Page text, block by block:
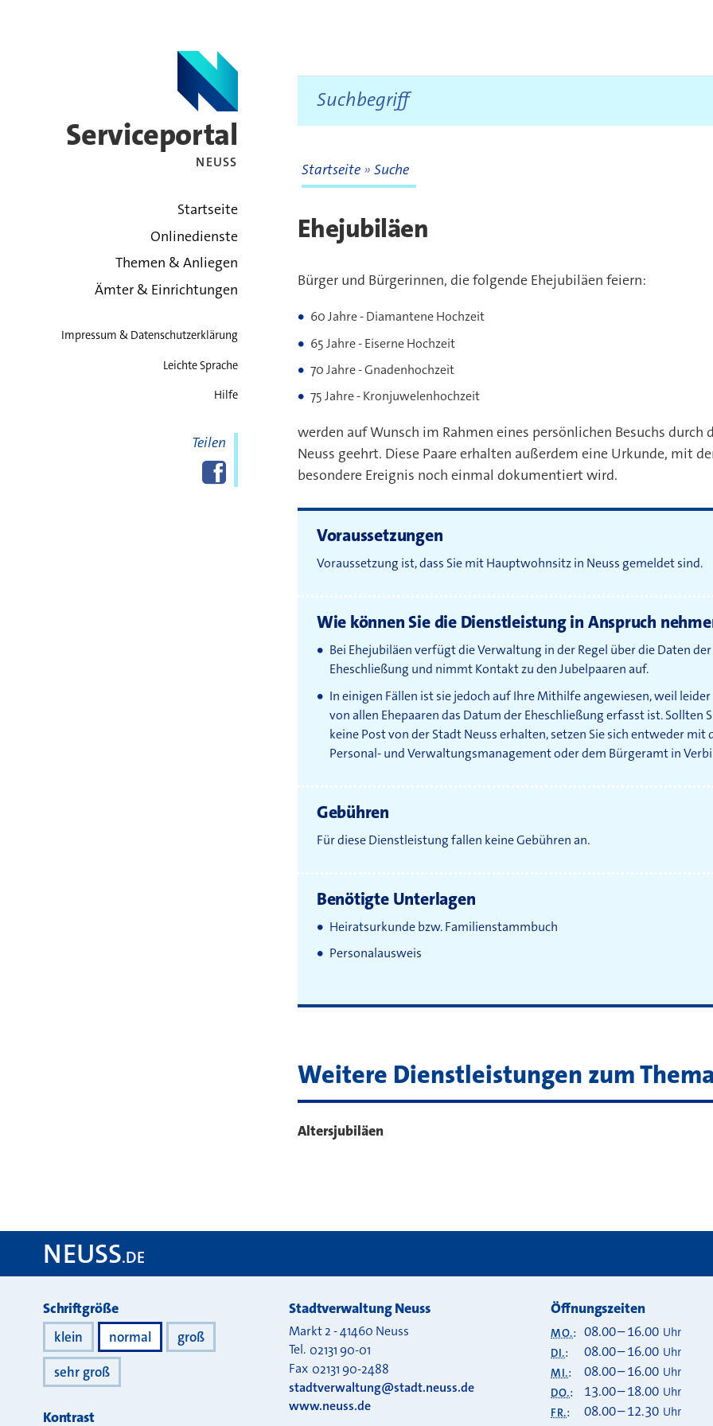
Serviceportal
NEUSS
zurück zur Startseite
Startseite
Onlinedienste
Themen & Anliegen
Ämter & Einrichtungen
Impressum & Datenschutzerklärung
Leichte Sprache
Hilfe
Teilen
Diese Seite bei
Facebook
teilen
Startseite Suche
Ehejubiläen
Bürger und Bürgerinnen, die folgende Ehejubiläen feiern:
60 Jahre - Diamantene Hochzeit
65 Jahre - Eiserne Hochzeit
70 Jahre - Gnadenhochzeit
75 Jahre - Kronjuwelenhochzeit
werden auf Wunsch im Rahmen eines persönlichen Besuchs durch
Neuss geehrt. Diese Paare erhalten außerdem eine Urkunde, mit
besondere Ereignis noch einmal dokumentiert wird.
Voraussetzungen
Voraussetzung ist, dass Sie mit Hauptwohnsitz in Neuss gemeldet sind.
Wie können Sie die Dienstleistung in Anspruch
Bei Ehejubiläen verfügt die Verwaltung in der Regel über die Daten der
Eheschließung und nimmt Kontakt zu den Jubelpaaren auf.
In einigen Fällen ist sie jedoch auf Ihre Mithilfe angewiesen, weil
von allen Ehepaaren das Datum der Eheschließung erfasst ist. Sollten
keine Post von der Stadt Neuss erhalten, setzen Sie sich entweder mit
Personal- und Verwaltungsmanagement oder dem Bürgeramt in
Gebühren
Für diese Dienstleistung fallen keine Gebühren an.
Benötigte Unterlagen
Heiratsurkundebzw.Familienstammbuch
Personalausweis
Weitere Dienstleistungen zum Thema
Altersjubiläen
NEUSS.DE
Darstellung
Schriftgröße
klein normal
groß
sehr groß
Kontrast
Stadtverwaltung Neuss
Markt 2-41460 Neuss
Tel. 02131 90-01
Fax 02131 90-2488
stadtverwaltung@stadt.neuss.de
www.neuss.de
Öffnungszeiten
MO.: 08.00–16.00 Uhr
DI.: 08.00–16.00 Uhr
MI.: 08.00–16.00 Uhr
DO.: 13.00–18.00 Uhr
FR.: 08.00–12.30 Uhr